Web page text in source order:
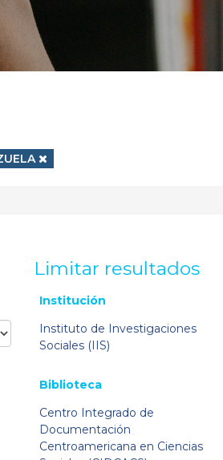
filtro
Limitar resultados
La página se volverá a cargar
Institución
Instituto de Investigaciones
Sociales (IIS)
Biblioteca
Centro Integrado de
Documentación
Centroamericana en Ciencias